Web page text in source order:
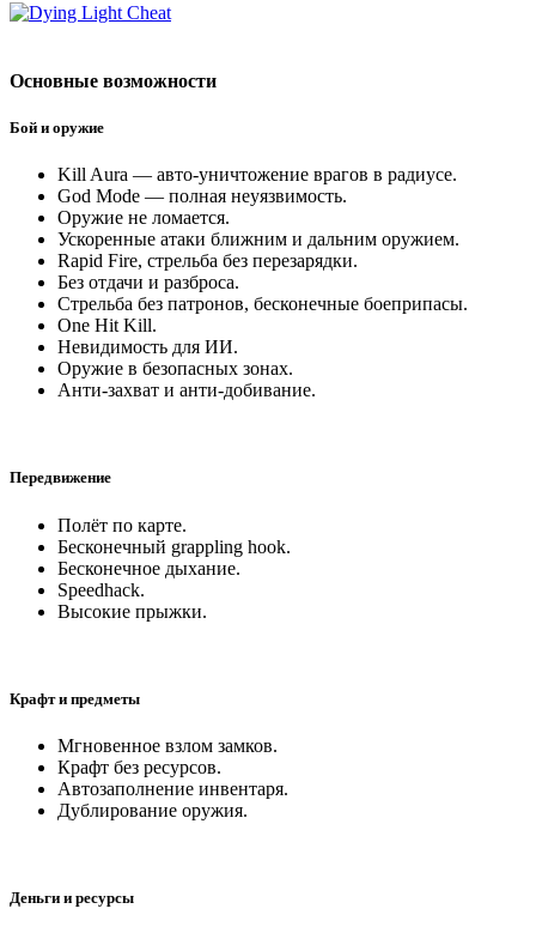
Основные возможности
Бой и оружие
Kill Aura — авто-уничтожение врагов в радиусе.
God Mode — полная неуязвимость.
Оружие не ломается.
Ускоренные атаки ближним и дальним оружием.
Rapid Fire, стрельба без перезарядки.
Без отдачи и разброса.
Стрельба без патронов, бесконечные боеприпасы.
One Hit Kill.
Невидимость для ИИ.
Оружие в безопасных зонах.
Анти-захват и анти-добивание.
Передвижение
Полёт по карте.
Бесконечный grappling hook.
Бесконечное дыхание.
Speedhack.
Высокие прыжки.
Крафт и предметы
Мгновенное взлом замков.
Крафт без ресурсов.
Автозаполнение инвентаря.
Дублирование оружия.
Деньги и ресурсы